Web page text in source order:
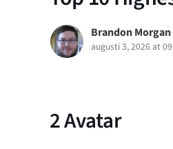
Brandon Morgan
augusti 3, 2026 at
2Avatar